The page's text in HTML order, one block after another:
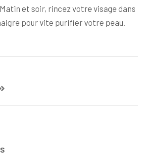
et soir, rincez votre visage dans
pour vite purifier votre peau.